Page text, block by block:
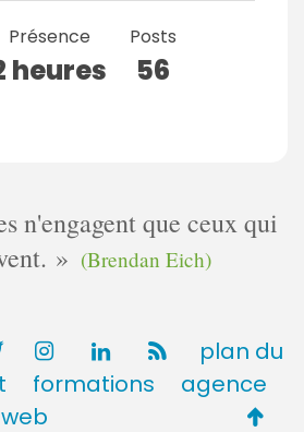
Présence
heures
Posts
56
n'engagent que ceux qui
(Brendan Eich)
plan du
formations
agence
web